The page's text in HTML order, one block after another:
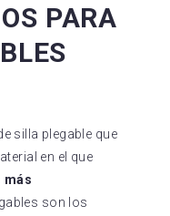
PARA
silla plegable que
en el que
más
son los